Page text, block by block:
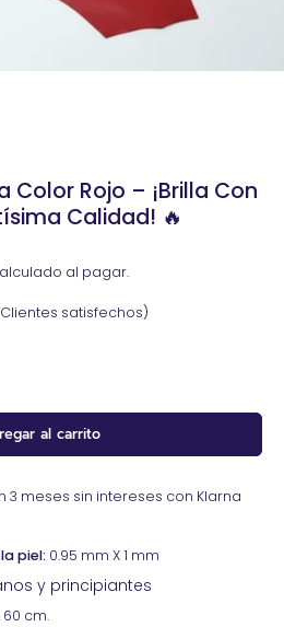
Color Rojo – ¡Brilla Con
Calidad! 🔥
al pagar.
satisfechos)
al carrito
meses sin intereses con Klarna
piel: 0.95 mm X 1 mm
y principiantes
60 cm.